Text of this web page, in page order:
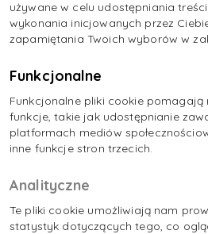
używane w celu udostępniania
wykonania inicjowanych przez
zapamiętania Twoich wyborów w
Funkcjonalne
Funkcjonalne pliki cookie pomagają
funkcje, takie jak udostępnianie
platformach mediów
inne funkcje stron trzecich.
Analityczne
Te pliki cookie umożliwiają nam
statystyk dotyczących tego, co